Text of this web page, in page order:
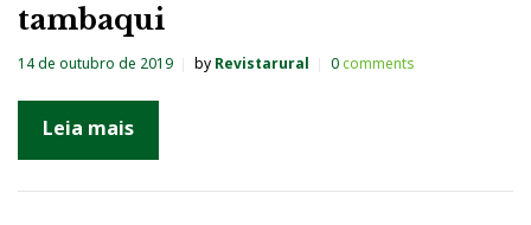
tambaqui
14 de outubro de 2019 by Revistarural 0comments
Leia mais